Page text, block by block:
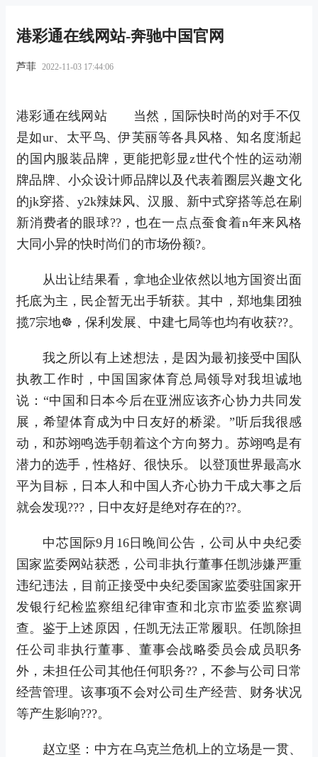
港彩通在线网站-奔驰中国官网
芦菲 2022-11-03 17:44:06
港彩通在线网站 当然，国际快时尚的对手不仅
是如ur、太平鸟、伊芙丽等各具风格、知名度渐起
的国内服装品牌，更能把彰显z世代个性的运动潮
牌品牌、小众设计师品牌以及代表着圈层兴趣文化
的jk穿搭、y2k辣妹风、汉服、新中式穿搭等总在刷
新消费者的眼球??，也在一点点蚕食着n年来风格
大同小异的快时尚们的市场份额?。
从出让结果看，拿地企业依然以地方国资出面
托底为主，民企暂无出手斩获。其中，郑地集团独
揽7宗地☸，保利发展、中建七局等也均有收获??。
我之所以有上述想法，是因为最初接受中国队
执教工作时，中国国家体育总局领导对我坦诚地
说：“中国和日本今后在亚洲应该齐心协力共同发
展，希望体育成为中日友好的桥梁。”听后我很感
动，和苏翊鸣选手朝着这个方向努力。苏翊鸣是有
潜力的选手，性格好、很快乐。 以登顶世界最高水
平为目标，日本人和中国人齐心协力干成大事之后
就会发现???，日中友好是绝对存在的??。
中芯国际9月16日晚间公告，公司从中央纪委
国家监委网站获悉，公司非执行董事任凯涉嫌严重
违纪违法，目前正接受中央纪委国家监委驻国家开
发银行纪检监察组纪律审查和北京市监委监察调
查。鉴于上述原因，任凯无法正常履职。任凯除担
任公司非执行董事、董事会战略委员会成员职务
外，未担任公司其他任何职务??，不参与公司日常
经营管理。该事项不会对公司生产经营、财务状况
等产生影响???。
赵立坚：中方在乌克兰危机上的立场是一贯、